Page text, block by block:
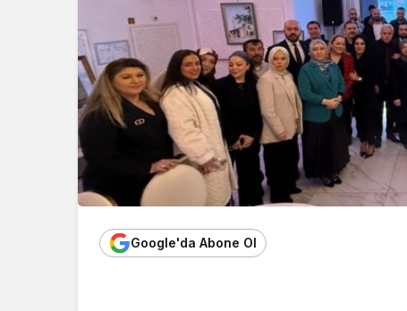
Google'da Abone Ol